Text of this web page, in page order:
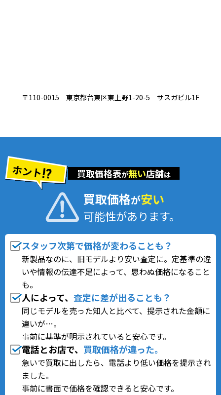
〒110-0015 東京都台東区東上野1-20-5 サスガビル1F
ホント 買取価格表が無い店舗は
買取価格が安い
可能性があります。
スタッフ次第で価格が変わることも？
新製品なのに、旧モデルより安い査定に。定基準の違
いや情報の伝達不足によって、思わぬ価格になること
も。
人によって、 査定に差が出ることも？
同じモデルを売った知人と比べて、提示された金額に
違いが…。
事前に基準が明示されていると安心です。
電話とお店で、 買取価格が違った。
急いで買取に出したら、電話より低い価格を提示され
ました。
事前に書面で価格を確認できると安心です。